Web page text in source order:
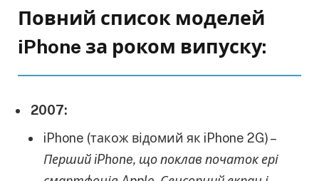
Повний список моделей
iPhone за роком випуску:
2007:
iPhone (також відомий як iPhone 2G) –
Перший iPhone, що поклав початок ері